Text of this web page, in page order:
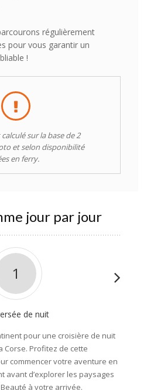
régulièrement
pour vous garantir un
!
sur la base de 2
et selon disponibilité
en ferry.
jour par jour
1
de nuit
pour une croisière de nuit
Corse. Profitez de cette
commencer votre aventure en
avant d’explorer les paysages
à votre arrivée.